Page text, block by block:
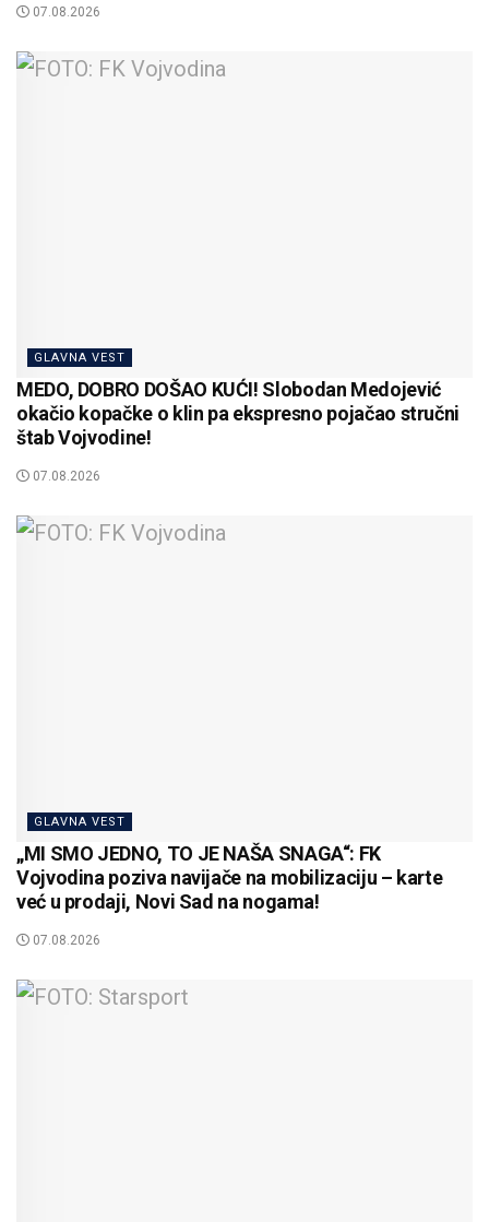
07.08.2026
GLAVNA VEST
MEDO, DOBRO DOŠAO KUĆI! Slobodan Medojević
okačio kopačke o klin pa ekspresno pojačao stručni
štab Vojvodine!
07.08.2026
GLAVNA VEST
„MI SMO JEDNO, TO JE NAŠA SNAGA“: FK
Vojvodina poziva navijače na mobilizaciju – karte
već u prodaji, Novi Sad na nogama!
07.08.2026